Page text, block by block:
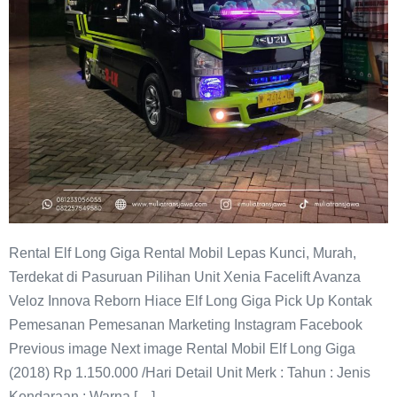
Rental Elf Long Giga Rental Mobil Lepas Kunci, Murah,
Terdekat di Pasuruan Pilihan Unit Xenia Facelift Avanza
Veloz Innova Reborn Hiace Elf Long Giga Pick Up Kontak
Pemesanan Pemesanan Marketing Instagram Facebook
Previous image Next image Rental Mobil Elf Long Giga
(2018) Rp 1.150.000 /Hari Detail Unit Merk : Tahun : Jenis